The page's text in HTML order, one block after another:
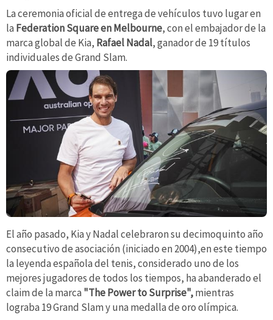
La ceremonia oficial de entrega de vehículos tuvo lugar en
la Federation Square en Melbourne, con el embajador de la
marca global de Kia, Rafael Nadal, ganador de 19 títulos
individuales de Grand Slam.
El año pasado, Kia y Nadal celebraron su decimoquinto año
consecutivo de asociación (iniciado en 2004),en este tiempo
la leyenda española del tenis, considerado uno de los
mejores jugadores de todos los tiempos, ha abanderado el
claim de la marca "The Power to Surprise",mientras
lograba 19 Grand Slam y una medalla de oro olímpica.